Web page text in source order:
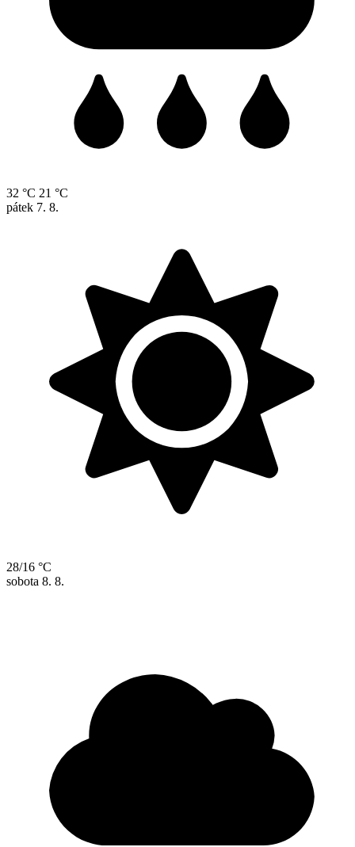
32 °C 21 °C
pátek 7. 8.
28/16 °C
sobota 8. 8.